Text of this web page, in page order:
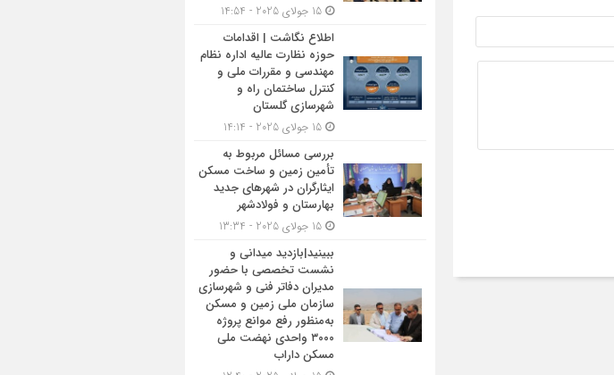
اطلاع نگاشت | اقدامات
حوزه نظارت عالیه اداره نظام
مهندسی و مقررات ملی و
کنترل ساختمان راه و
شهرسازی گلستان
بررسی مسائل مربوط به
تأمین زمین و ساخت مسکن
ایثارگران در شهرهای جدید
بهارستان و فولادشهر
ببینید|بازدید میدانی و
نشست تخصصی با حضور
مدیران دفاتر فنی و شهرسازی
سازمان ملی زمین و مسکن
به‌منظور رفع موانع پروژه
۳۰۰۰ واحدی نهضت ملی
مسکن داراب